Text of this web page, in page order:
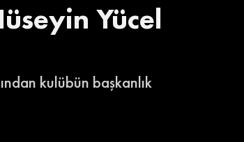
Yücel
kulübün başkanlık